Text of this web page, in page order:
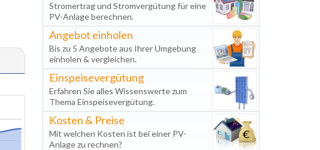
Stromertrag und Stromvergütung für eine
PV-Anlage berechnen.
Angebot einholen
Bis zu 5 Angebote aus Ihrer Umgebung
einholen & vergleichen.
Einspeisevergütung
Erfahren Sie alles Wissenswerte zum
Thema Einspeisevergütung.
Kosten & Preise
Mit welchen Kosten ist bei einer PV-
Anlage zu rechnen?